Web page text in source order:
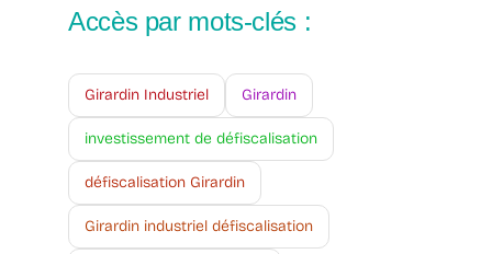
Accès par mots-clés :
Girardin Industriel Girardin
investissement de défiscalisation
défiscalisation Girardin
Girardin industriel défiscalisation